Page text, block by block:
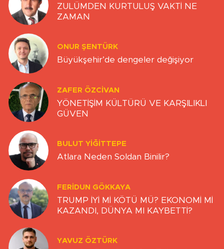
ZULÜMDEN KURTULUŞ VAKTİ NE
ZAMAN
ONUR ŞENTÜRK
Büyükşehir’de dengeler değişiyor
ZAFER ÖZCIVAN
YÖNETİŞİM KÜLTÜRÜ VE KARŞILIKLI
GÜVEN
BULUT YİĞİTTEPE
Atlara Neden Soldan Binilir?
FERIDUN GÖKKAYA
TRUMP İYİ Mİ KÖTÜ MÜ? EKONOMİ Mİ
KAZANDI, DÜNYA MI KAYBETTİ?
YAVUZ ÖZTÜRK